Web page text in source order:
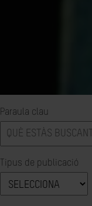
Paraula clau
Tipus de publicació